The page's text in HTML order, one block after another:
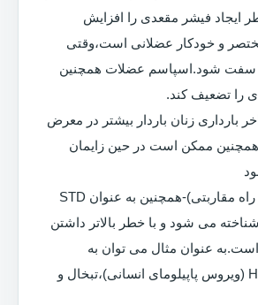
فیشر مقعدی را افزایش
و خودکار عضلانی است،وقتی
سفت شود.اسپاسم عضلات همچنین
را تضعیف کند.
بارداری زنان باردار بیشتر در معرض
ممکن است در حین زایمان
(عفونت های منتقله از راه مقاربتی)-همچنین به عنوان STD
می شود و با خطر بالاتر داشتن
عنوان مثال می توان به
سفلیس،اچ آی وی،HPV (ویروس پاپیلومای انسانی)،تبخال و